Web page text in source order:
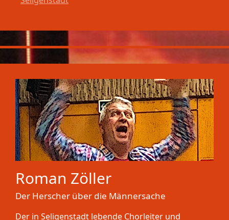
Roman Zöller
Der Herscher über die Männersache
Der in Seligenstadt lebende Chorleiter und